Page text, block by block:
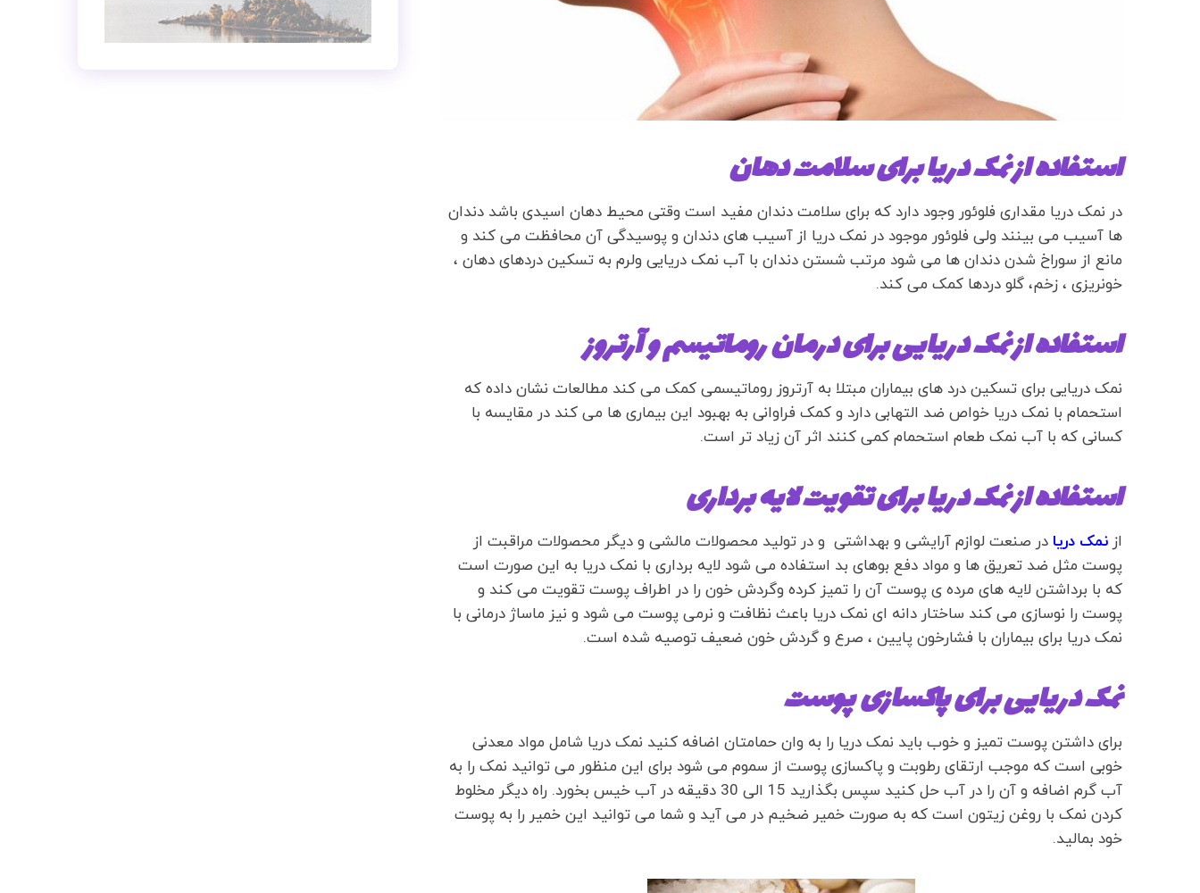
استفاده از نمک دریا برای سلامت دهان
در نمک دریا مقداری فلوئور وجود دارد که برای سلامت دندان مفید است وقتی محیط دهان اسیدی باشد دندان
ها آسیب می بینند ولی فلوئور موجود در نمک دریا از آسیب های دندان و پوسیدگی آن محافظت می کند و
مانع از سوراخ شدن دندان ها می شود مرتب شستن دندان با آب نمک دریایی ولرم به تسکین دردهای دهان ،
خونریزی ، زخم، گلو دردها کمک می کند.
استفاده از نمک دریایی برای درمان روماتیسم و آرتروز
نمک دریایی برای تسکین درد های بیماران مبتلا به آرتروز روماتیسمی کمک می کند مطالعات نشان داده که
استحمام با نمک دریا خواص ضد التهابی دارد و کمک فراوانی به بهبود این بیماری ها می کند در مقایسه با
کسانی که با آب نمک طعام استحمام کمی کنند اثر آن زیاد تر است.
استفاده از نمک دریا برای تقویت لایه برداری
از نمک دریا در صنعت لوازم آرایشی و بهداشتی و در تولید محصولات مالشی و دیگر محصولات مراقبت از
پوست مثل ضد تعریق ها و مواد دفع بوهای بد استفاده می شود لایه برداری با نمک دریا به این صورت است
که با برداشتن لایه های مرده ی پوست آن را تمیز کرده وگردش خون را در اطراف پوست تقویت می کند و
پوست را نوسازی می کند ساختار دانه ای نمک دریا باعث نظافت و نرمی پوست می شود و نیز ماساژ درمانی با
نمک دریا برای بیماران با فشارخون پایین ، صرع و گردش خون ضعیف توصیه شده است.
نمک دریایی برای پاکسازی پوست
برای داشتن پوست تمیز و خوب باید نمک دریا را به وان حمامتان اضافه کنید نمک دریا شامل مواد معدنی
خوبی است که موجب ارتقای رطوبت و پاکسازی پوست از سموم می شود برای این منظور می توانید نمک را به
آب گرم اضافه و آن را در آب حل کنید سپس بگذارید 15 الی 30 دقیقه در آب خیس بخورد. راه دیگر مخلوط
کردن نمک با روغن زیتون است که به صورت خمیر ضخیم در می آید و شما می توانید این خمیر را به پوست
خود بمالید.